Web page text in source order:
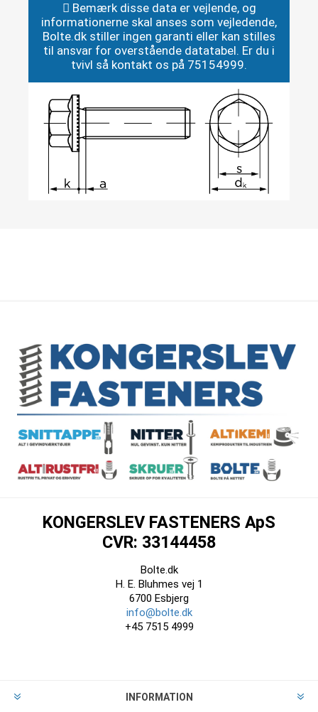
Bemærk disse data er vejlende, og
informationerne skal anses som vejledende,
Bolte.dk stiller ingen garanti eller kan stilles
til ansvar for overstående datatabel. Er du i
tvivl så kontakt os på 75154999.
KONGERSLEV FASTENERS ApS
CVR: 33144458
Bolte.dk
H. E. Bluhmes vej 1
6700 Esbjerg
info@bolte.dk
+45 7515 4999
INFORMATION